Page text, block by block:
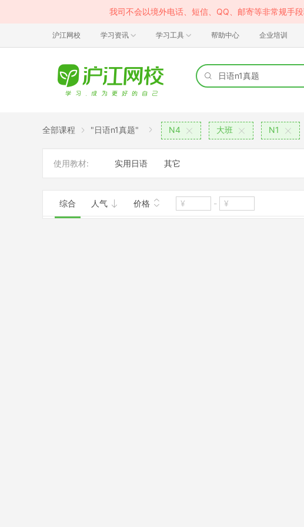
我司不会以境外电话、短信、QQ、邮寄等非常规手
沪江网校 学习资讯 学习工具 帮助中心 企业培训
全部课程 "日语n1真题" N4 大班 N1
使用教材: 实用日语 其它
综合 人气 价格 -